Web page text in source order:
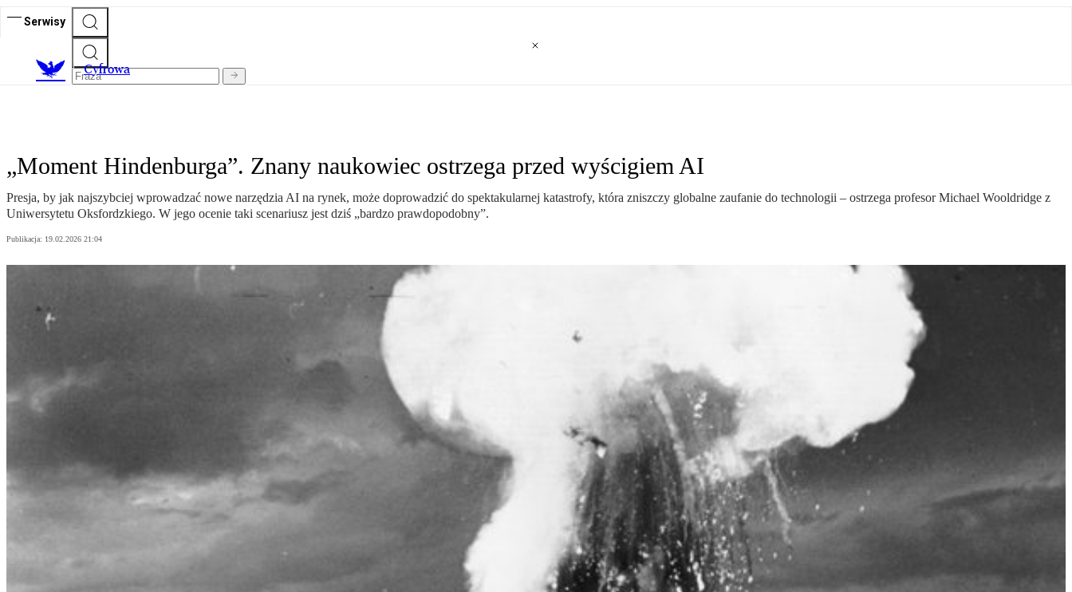
Serwisy
Cyfrowa
„Moment Hindenburga”. Znany naukowiec ostrzega przed wyścigiem AI
Presja, by jak najszybciej wprowadzać nowe narzędzia AI na rynek, może doprowadzić do spektakularnej katastrofy, która zniszczy globalne zaufanie do technologii – ostrzega profesor Michael Wooldridge z
Uniwersytetu Oksfordzkiego. W jego ocenie taki scenariusz jest dziś „bardzo prawdopodobny”.
Publikacja: 19.02.2026 21:04